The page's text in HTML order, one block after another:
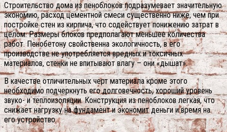
Строительство дома из пеноблоков подразумевает значительную
экономию, расход цементной смеси существенно ниже, чем при
постройке стен из кирпича, что содействует понижению затрат в
целом. Размеры блоков предполагают меньшее количества
работ. Пенобетону свойственна экологичность, в его
производстве не употребляется вредных и токсичных
материалов, стенки не впитывают влагу – они «дышат».
В качестве отличительных черт материала кроме этого
необходимо подчеркнуть его долговечность, хороший уровень
звуко- и теплоизоляции. Конструкция из пеноблоков легкая, что
снижает нагрузку на фундамент и экономит деньги и время на
его устройство.